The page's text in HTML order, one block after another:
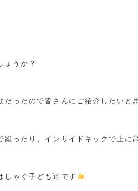
ょうか？
だったので皆さんにご紹介したいと
蹴ったり、インサイドキックで上に
しゃぐ子ども達です